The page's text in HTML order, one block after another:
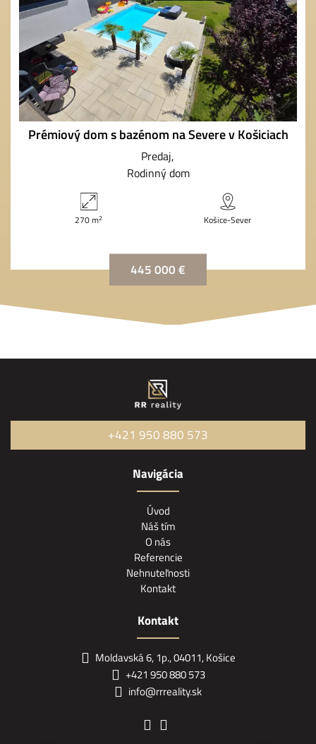
Prémiový dom s bazénom na Severe v Košiciach
Predaj
Rodinný dom
270 m2 Košice-Sever
445 000 €
+421 950 880 573
Navigácia
Úvod
Náš tím
O nás
Referencie
Nehnuteľnosti
Kontakt
Kontakt
Moldavská 6, 1p., 04011, Košice
+421 950 880 573
info@rrreality.sk